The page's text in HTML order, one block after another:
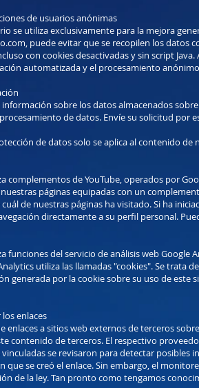
de usuarios anónimas
se utiliza exclusivamente para la mejora
puede evitar que se recopilen los datos
con cookies desactivadas y sin script
automatizada y el procesamiento
sobre los datos almacenados
de datos. Envíe su solicitud por
de datos solo se aplica al contenido de
complementos de YouTube, operados por
nuestras páginas equipadas con un
de nuestras páginas ha visitado. Si ha
directamente a su perfil personal.
funciones del servicio de análisis web Google
Analytics utiliza las llamadas "cookies". Se
generada por la cookie sobre su uso de este
enlaces
enlaces a sitios web externos de terceros
contenido de terceros. El respectivo
vinculadas se revisaron para detectar
que se creó el enlace. Sin embargo, el
de la ley. Tan pronto como tengamos